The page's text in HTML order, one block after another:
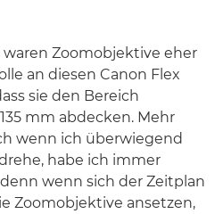
waren Zoomobjektive eher
an diesen Canon Flex
sie den Bereich
mm abdecken. Mehr
wenn ich überwiegend
habe ich immer
wenn sich der Zeitplan
Zoomobjektive ansetzen,